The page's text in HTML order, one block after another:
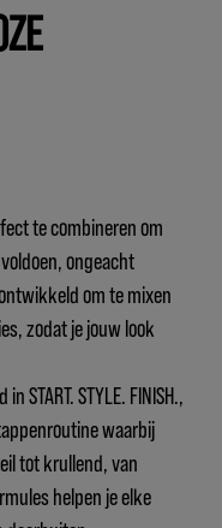
te combineren om
ongeacht
om te mixen
zodat je jouw look
START. STYLE. FINISH.,
waarbij
tot krullend, van
helpen je elke